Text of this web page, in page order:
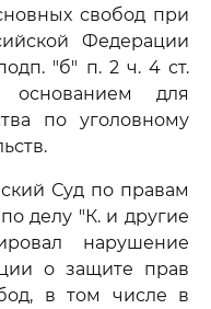
свобод при
Федерации
"б" п. 2 ч. 4 ст.
для
по уголовному
Суд по правам
делу "К. и другие
нарушение
о защите прав
в том числе в